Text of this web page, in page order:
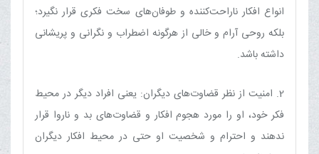
انواع افکار ناراحت‌کننده و طوفان‌های سخت فکری قرار نگیرد؛
بلکه روحی آرام و خالی از هرگونه اضطراب و نگرانی و پریشانی
داشته باشد.
2. امنیت از نظر قضاوت‌های دیگران: یعنی افراد دیگر در محیط
فکر خود، او را مورد هجوم افکار و قضاوت‌های بد و ناروا قرار
ندهند و احترام و شخصیت او حتی در محیط افکار دیگران